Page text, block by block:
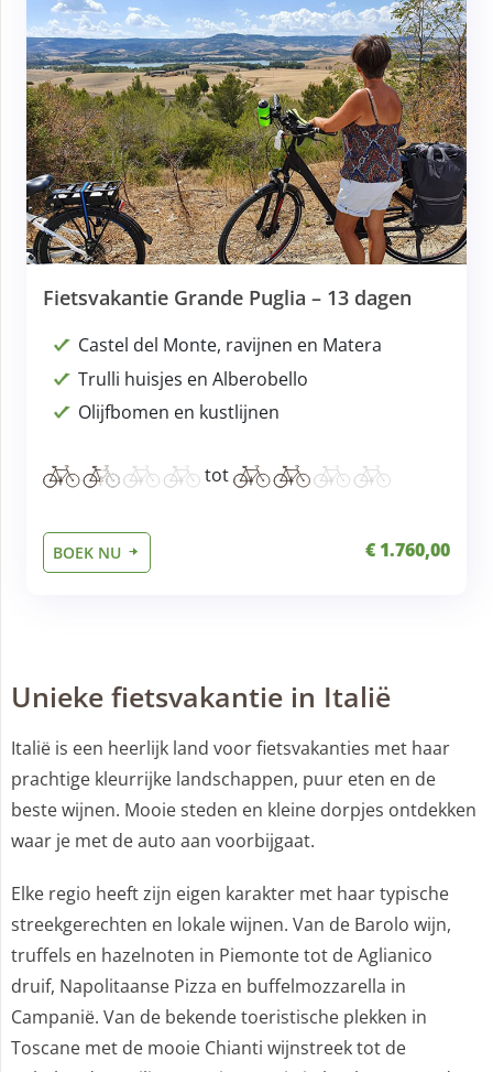
Fietsvakantie Grande Puglia – 13 dagen
Castel del Monte, ravijnen en Matera
Trulli huisjes en Alberobello
Olijfbomen en kustlijnen
tot
BOEK NU € 1.760,00
Unieke fietsvakantie in Italië
Italië is een heerlijk land voor fietsvakanties met haar
prachtige kleurrijke landschappen, puur eten en de
beste wijnen. Mooie steden en kleine dorpjes ontdekken
waar je met de auto aan voorbijgaat.
Elke regio heeft zijn eigen karakter met haar typische
streekgerechten en lokale wijnen. Van de Barolo wijn,
truffels en hazelnoten in Piemonte tot de Aglianico
druif, Napolitaanse Pizza en buffelmozzarella in
Campanië. Van de bekende toeristische plekken in
Toscane met de mooie Chianti wijnstreek tot de